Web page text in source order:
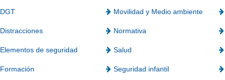
DGT Movilidad y Medio ambiente
Distracciones Normativa
Elementos de seguridad Salud
Formación Seguridad infantil